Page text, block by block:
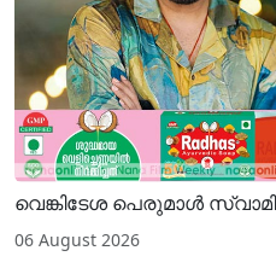
വെങ്കിടേശ പെരുമാൾ
06 August 2026